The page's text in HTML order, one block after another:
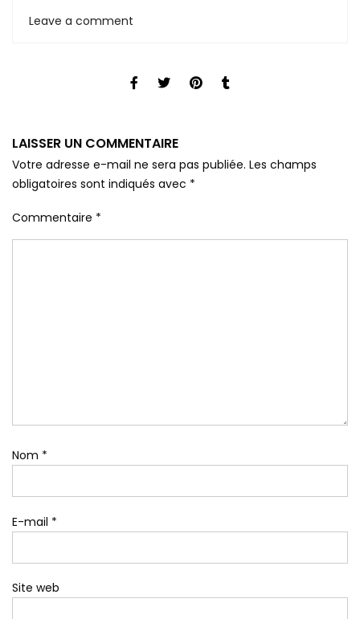
Leave a comment
LAISSER UN COMMENTAIRE
Votre adresse e-mail ne sera pas publiée. Les champs
obligatoires sont indiqués avec *
Commentaire *
Nom *
E-mail *
Site web